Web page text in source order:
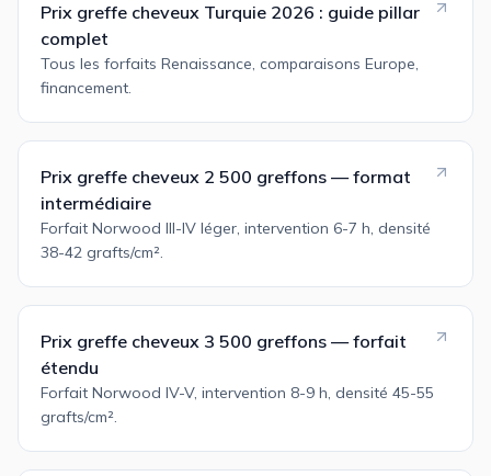
Prix greffe cheveux Turquie 2026 : guide pillar
complet
Tous les forfaits Renaissance, comparaisons Europe,
financement.
Prix greffe cheveux 2 500 greffons — format
intermédiaire
Forfait Norwood III-IV léger, intervention 6-7 h, densité
38-42 grafts/cm².
Prix greffe cheveux 3 500 greffons — forfait
étendu
Forfait Norwood IV-V, intervention 8-9 h, densité 45-55
grafts/cm².